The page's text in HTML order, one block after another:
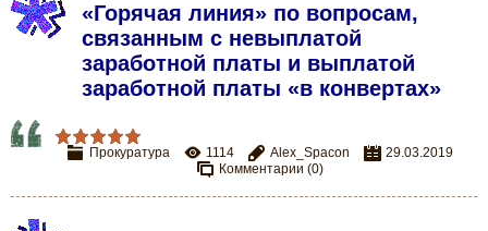
«Горячая линия» по вопросам,
связанным с невыплатой
заработной платы и выплатой
заработной платы «в конвертах»
Прокуратура 1114 Alex_Spacon
29.03.2019
Комментарии (0)